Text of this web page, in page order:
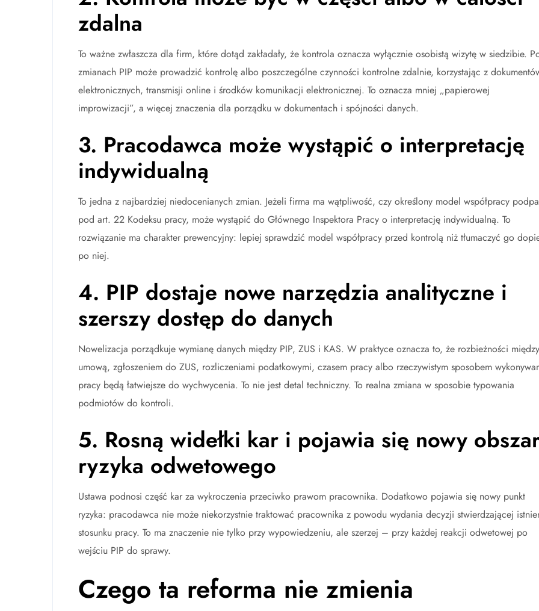
zdalna
To ważne zwłaszcza dla firm, które dotąd zakładały, że kontrola oznacza wyłącznie osobistą wizytę w siedzibie.
zmianach PIP może prowadzić kontrolę albo poszczególne czynności kontrolne zdalnie, korzystając z
elektronicznych, transmisji online i środków komunikacji elektronicznej. To oznacza mniej „papierowej
improwizacji”, a więcej znaczenia dla porządku w dokumentach i spójności danych.
3. Pracodawca może wystąpić o interpretację
indywidualną
To jedna z najbardziej niedocenianych zmian. Jeżeli firma ma wątpliwość, czy określony model współpracy
pod art. 22 Kodeksu pracy, może wystąpić do Głównego Inspektora Pracy o interpretację indywidualną. To
rozwiązanie ma charakter prewencyjny: lepiej sprawdzić model współpracy przed kontrolą niż tłumaczyć go
po niej.
4. PIP dostaje nowe narzędzia analityczne i
szerszy dostęp do danych
Nowelizacja porządkuje wymianę danych między PIP, ZUS i KAS. W praktyce oznacza to, że rozbieżności między
umową, zgłoszeniem do ZUS, rozliczeniami podatkowymi, czasem pracy albo rzeczywistym sposobem
pracy będą łatwiejsze do wychwycenia. To nie jest detal techniczny. To realna zmiana w sposobie typowania
podmiotów do kontroli.
5. Rosną widełki kar i pojawia się nowy
ryzyka odwetowego
Ustawa podnosi część kar za wykroczenia przeciwko prawom pracownika. Dodatkowo pojawia się nowy punkt
ryzyka: pracodawca nie może niekorzystnie traktować pracownika z powodu wydania decyzji stwierdzającej
stosunku pracy. To ma znaczenie nie tylko przy wypowiedzeniu, ale szerzej – przy każdej reakcji odwetowej po
wejściu PIP do sprawy.
Czego ta reforma nie zmienia